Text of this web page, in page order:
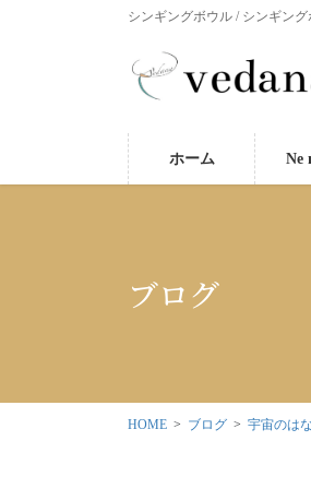
シンギングボウル / シンギン
ホーム Ne
ブログ
HOME ブログ 宇宙のは